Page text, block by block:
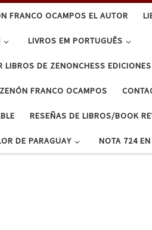
FRANCO OCAMPOS EL AUTOR
LIVROS EM PORTUGUÊS
LIBROS DE ZENONCHESS EDICIONES
FRANCO OCAMPOS
RESEÑAS DE LIBROS/BOOK
DE PARAGUAY NOTA 724